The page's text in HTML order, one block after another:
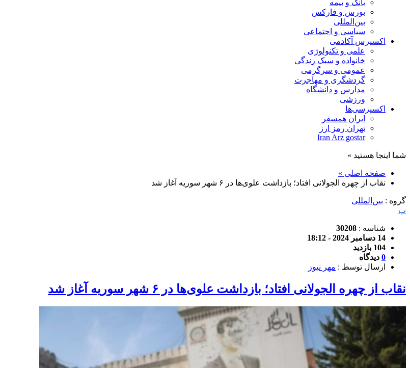
بانک و بیمه
بورس و فارکس
بین‌المللی
سیاسی و اجتماعی
اکسپرس آکادمی
علمی و تکنولوژی
خانواده و سبک زندگی
عمومی و سرگرمی
گردشگری و مهاجرت
مدارس و دانشگاه
ورزشی
اکسپرسی‌ها
ایران همسفر
تهران رمز ارز
Iran Arz gostar
شما اینجا هستید »
صفحه اصلی »
نقاب از چهره الجولانی افتاد؛ بازداشت علوی‌ها در ۶ شهر سوریه آغاز شد
گروه : بین‌المللی
پ
شناسه : 30208
14 دسامبر 2024 - 18:12
104 بازدید
0 دیدگاه
ارسال توسط : مهر نیوز
نقاب از چهره الجولانی افتاد؛ بازداشت علوی‌ها در ۶ شهر سوریه آغاز شد